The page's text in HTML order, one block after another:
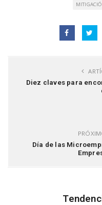
Diez claves para
Día de las